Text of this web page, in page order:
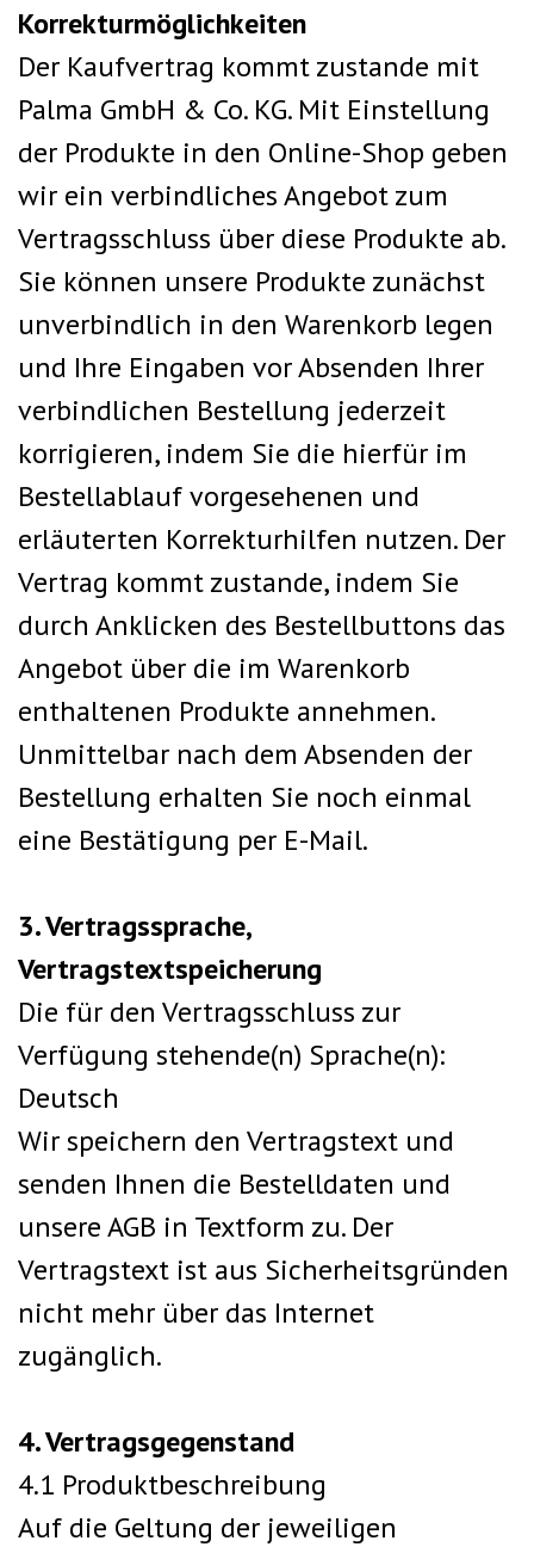
Korrekturmöglichkeiten
Der Kaufvertrag kommt zustande mit
Palma GmbH & Co. KG. Mit Einstellung
der Produkte in den Online-Shop geben
wir ein verbindliches Angebot zum
Vertragsschluss über diese Produkte ab.
Sie können unsere Produkte zunächst
unverbindlich in den Warenkorb legen
und Ihre Eingaben vor Absenden Ihrer
verbindlichen Bestellung jederzeit
korrigieren, indem Sie die hierfür im
Bestellablauf vorgesehenen und
erläuterten Korrekturhilfen nutzen. Der
Vertrag kommt zustande, indem Sie
durch Anklicken des Bestellbuttons das
Angebot über die im Warenkorb
enthaltenen Produkte annehmen.
Unmittelbar nach dem Absenden der
Bestellung erhalten Sie noch einmal
eine Bestätigung per E-Mail.
3. Vertragssprache,
Vertragstextspeicherung
Die für den Vertragsschluss zur
Verfügung stehende(n) Sprache(n):
Deutsch
Wir speichern den Vertragstext und
senden Ihnen die Bestelldaten und
unsere AGB in Textform zu. Der
Vertragstext ist aus Sicherheitsgründen
nicht mehr über das Internet
zugänglich.
4. Vertragsgegenstand
4.1 Produktbeschreibung
Auf die Geltung der jeweiligen